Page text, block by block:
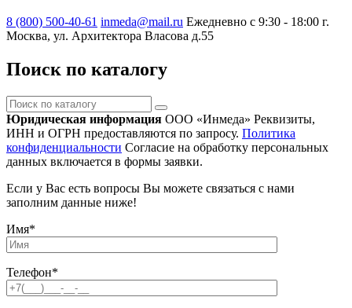
8 (800) 500-40-61 inmeda@mail.ru Ежедневно с 9:30 - 18:00 г.
Москва, ул. Архитектора Власова д.55
Поиск по каталогу
Поиск
по
каталогу
Юридическая информация ООО «Инмеда» Реквизиты,
ИНН и ОГРН предоставляются по запросу. Политика
конфиденциальности Согласие на обработку персональных
данных включается в формы заявки.
Если у Вас есть вопросы Вы можете связаться с нами
заполним данные ниже!
Имя*
Телефон*